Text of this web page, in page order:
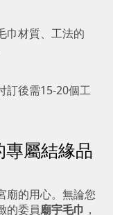
巾材質、工法的
訂後需15-20個工
屬結緣品
廟的用心。無論您
的委員廟宇毛巾 ，